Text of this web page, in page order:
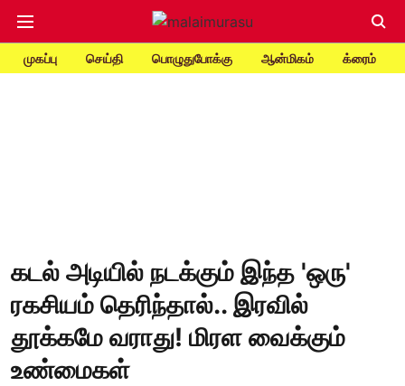
முகப்பு செய்தி பொழுதுபோக்கு ஆன்மிகம் க்ரைம்
கடல் அடியில் நடக்கும் இந்த 'ஒரு'
ரகசியம் தெரிந்தால்.. இரவில்
தூக்கமே வராது! மிரள வைக்கும்
உண்மைகள்